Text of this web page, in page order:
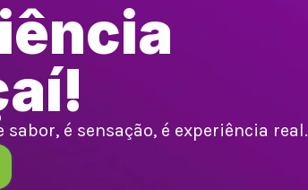
é sensação, é experiência real.